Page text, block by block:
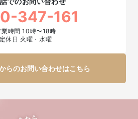
347-161
業時間 10時〜18時
定休日 火曜・水曜
らのお問い合わせはこちら